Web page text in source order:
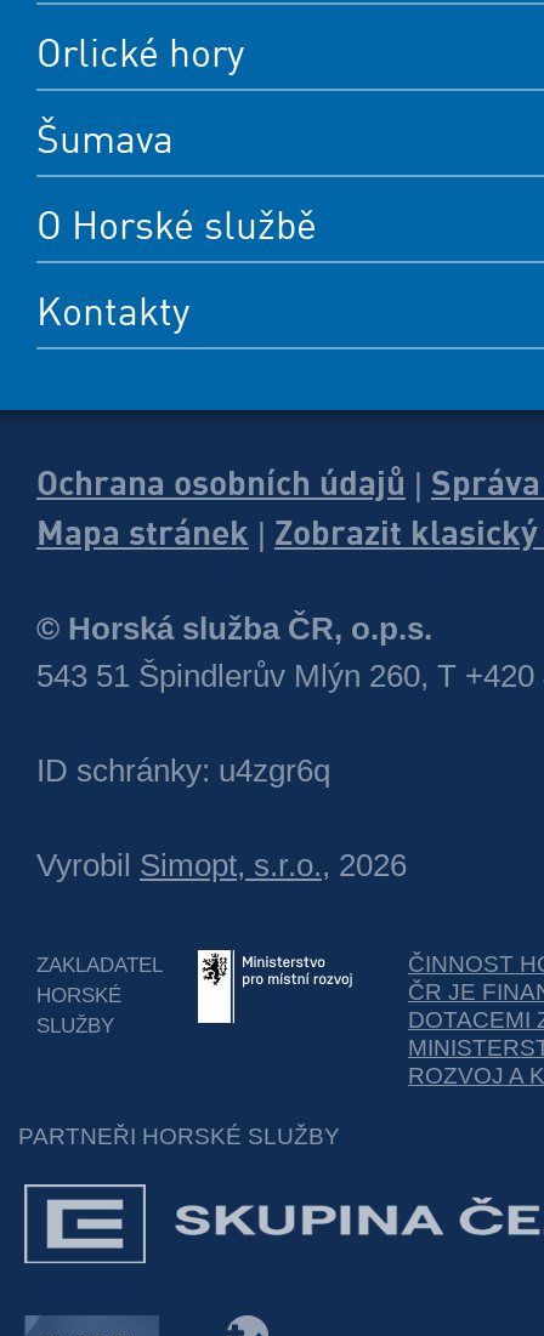
Orlické hory
Šumava
O Horské službě
Kontakty
Ochrana osobních údajů
Mapa stránek
Zobrazit
© Horská služba ČR, o.p.s.
543 51 Špindlerův Mlýn 260, T +420
ID schránky: u4zgr6q
Vyrobil Simopt, s.r.o., 2026
ZAKLADATEL
HORSKÉ
SLUŽBY
ČINNOST
ČR JE
DOTACEMI
ROZVOJ A
PARTNEŘI HORSKÉ SLUŽBY